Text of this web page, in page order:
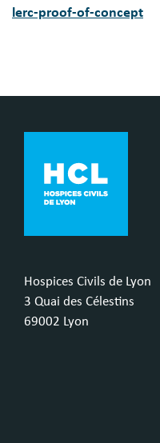
lerc-proof-of-concept
Hospices Civils de Lyon
3 Quai des Célestins
69002 Lyon